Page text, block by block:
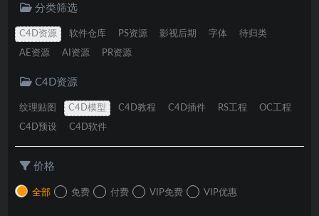
分类筛选
C4D资源 软件仓库 PS资源 影视后期 字体 待归类
AE资源 AI资源 PR资源
C4D资源
纹理贴图 C4D模型 C4D教程 C4D插件 RS工程 OC工程
C4D预设 C4D软件
价格
全部 免费 付费 VIP免费 VIP优惠